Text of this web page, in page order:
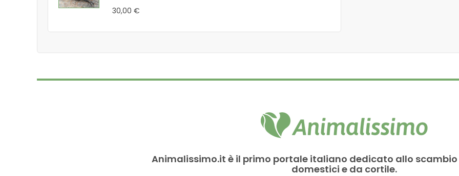
30,00 €
Animalissimo.it è il primo portale italiano dedicato allo
domestici e da cortile.